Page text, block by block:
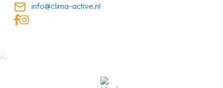
info@clima-active.nl